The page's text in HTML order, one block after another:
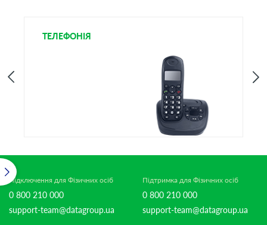
ТЕЛЕФОНІЯ
Підключення для Фізичних осіб
0 800 210 000
support-team@datagroup.ua
Підтримка для Фізичних осіб
0 800 210 000
support-team@datagroup.ua